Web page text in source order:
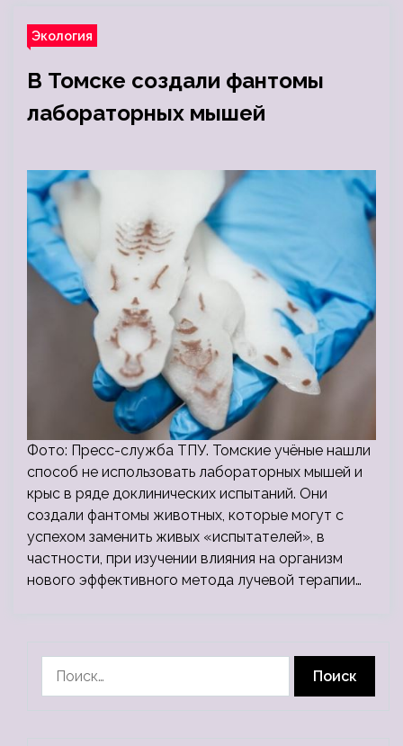
Экология
В Томске создали фантомы
лабораторных мышей
Фото: Пресс-служба ТПУ. Томские учёные нашли
способ не использовать лабораторных мышей и
крыс в ряде доклинических испытаний. Они
создали фантомы животных, которые могут с
успехом заменить живых «испытателей», в
частности, при изучении влияния на организм
нового эффективного метода лучевой терапии…